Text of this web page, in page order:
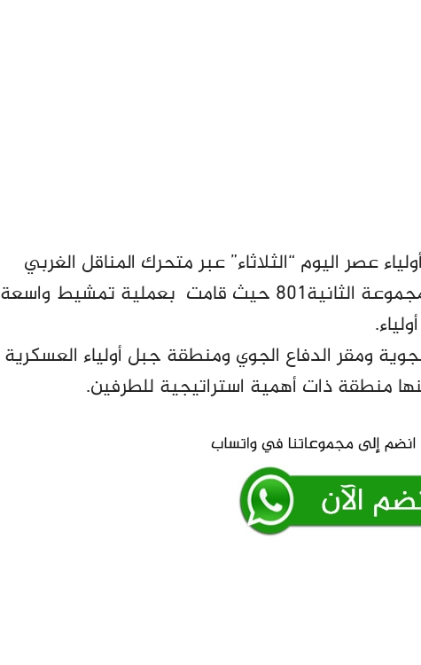
عصر اليوم “الثلاثاء” عبر متحرك المناقل الغربي
ومتحرك مخابرات المناقل قوات النخبة المجموعة الثانية801 حيث قامت بعملية تمشيط واسعة
ومقر الدفاع الجوي ومنطقة جبل أولياء العسكرية
منطقة ذات أهمية استراتيجية للطرفين.